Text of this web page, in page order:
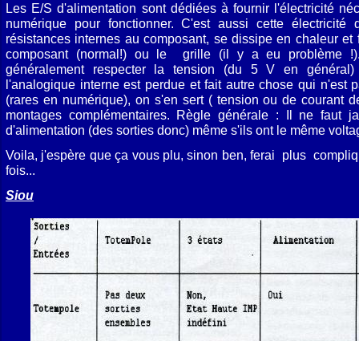
Les E/S d'alimentation sont dédiées à fournir l'électricité
numérique pour fonctionner. C'est aussi cette
résistances internes au composant, se dissipe en chaleur et
composant (normal!) ou le grille (il y a eu problème
généralement respecter la tension (du 5 V en général)
l'analogique interne est perdue et fait autre chose qui n'est
(rares en numérique), on s'en sert ( tension ou de courant
montages complémentaires. Règle générale : Il ne faut
d'alimentation (des sorties donc) même s'ils ont le même
Voila, j'espère que ça vous plu, sinon ben, ferai plus
fois...
Siou